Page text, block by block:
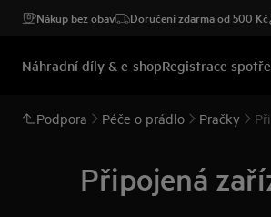
Nákup bez obav Doručení zdarma od 500 Kč
Náhradní díly & e-shopRegistrace
Podpora Péče o prádlo Pračky
Připojená